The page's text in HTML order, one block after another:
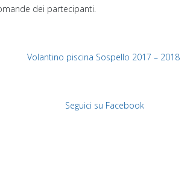
dei partecipanti.
Volantino piscina Sospello 2017 – 2018
Seguici su Facebook